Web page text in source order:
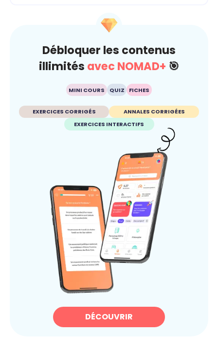
Débloquer les contenus
illimités avec NOMAD+ 🎯
MINI COURS QUIZ FICHES
EXERCICES CORRIGÉS
ANNALES CORRIGÉES
EXERCICES INTERACTIFS
DÉCOUVRIR